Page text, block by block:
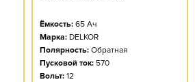
Ёмкость: 65 Ач
Марка: DELKOR
Полярность: Обратная
Пусковой ток: 570
Вольт: 12